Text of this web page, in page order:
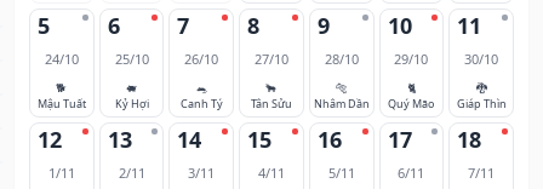
5
24/10
🐕
Mậu Tuất
6
25/10
🐖
Kỷ Hợi
7
26/10
🐀
Canh Tý
8
27/10
🐂
Tân Sửu
9
28/10
🐅
Nhâm Dần
10
29/10
🐈
Quý Mão
11
30/10
🐉
Giáp Thìn
12
1/11
13
2/11
14
3/11
15
4/11
16
5/11
17
6/11
18
7/11